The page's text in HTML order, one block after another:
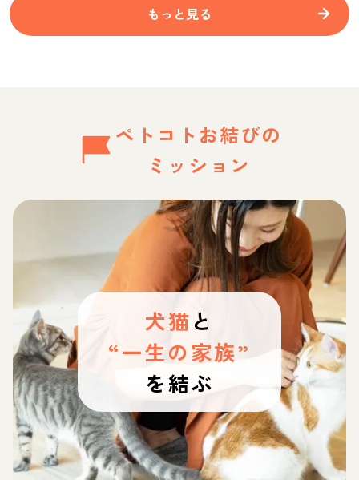
もっと見る
ペトコトお結びの
ミッション
犬猫 と
“一生の家族”
を結ぶ